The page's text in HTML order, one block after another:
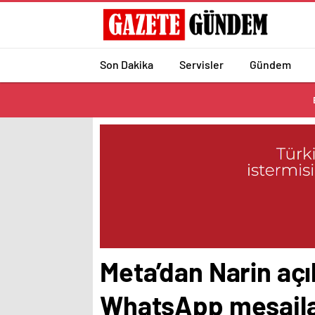
Son Dakika Servisler Gündem
Meta’dan Narin
WhatsApp